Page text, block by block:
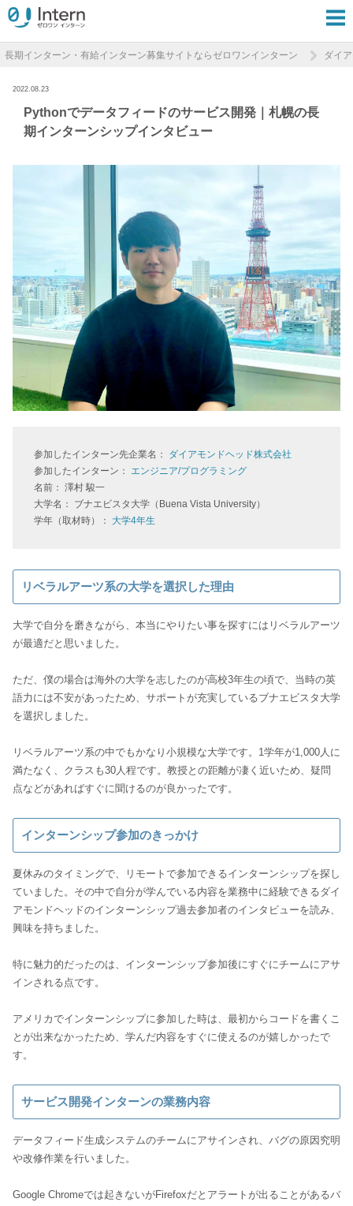
長期インターン・有給インターン募集サイトならゼロワンインターン ダイ
2022.08.23
Pythonでデータフィードのサービス開発｜札幌の長
期インターンシップインタビュー
参加したインターン先企業名： ダイアモンドヘッド株式会社
参加したインターン： エンジニア/プログラミング
名前： 澤村 駿一
大学名： ブナエビスタ大学（Buena Vista University）
学年（取材時）： 大学4年生
リベラルアーツ系の大学を選択した理由
大学で自分を磨きながら、本当にやりたい事を探すにはリベラルアーツ
が最適だと思いました。
ただ、僕の場合は海外の大学を志したのが高校3年生の頃で、当時の英
語力には不安があったため、サポートが充実しているブナエビスタ大学
を選択しました。
リベラルアーツ系の中でもかなり小規模な大学です。1学年が1,000人に
満たなく、クラスも30人程です。教授との距離が凄く近いため、疑問
点などがあればすぐに聞けるのが良かったです。
インターンシップ参加のきっかけ
夏休みのタイミングで、リモートで参加できるインターンシップを探し
ていました。その中で自分が学んでいる内容を業務中に経験できるダイ
アモンドヘッドのインターンシップ過去参加者のインタビューを読み、
興味を持ちました。
特に魅力的だったのは、インターンシップ参加後にすぐにチームにアサ
インされる点です。
アメリカでインターンシップに参加した時は、最初からコードを書くこ
とが出来なかったため、学んだ内容をすぐに使えるのが嬉しかったで
す。
サービス開発インターンの業務内容
データフィード生成システムのチームにアサインされ、バグの原因究明
や改修作業を行いました。
Google Chromeでは起きないがFirefoxだとアラートが出ることがあるバ